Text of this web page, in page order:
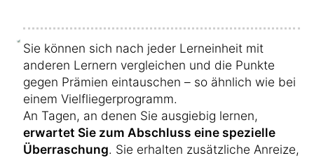
Sie können sich nach jeder Lerneinheit mit
anderen Lernern vergleichen und die Punkte
gegen Prämien eintauschen – so ähnlich wie bei
einem Vielfliegerprogramm.
An Tagen, an denen Sie ausgiebig lernen,
erwartet Sie zum Abschluss eine spezielle
Überraschung. Sie erhalten zusätzliche Anreize,